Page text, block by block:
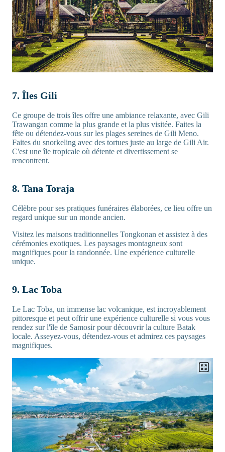
7. Îles Gili
Ce groupe de trois îles offre une ambiance relaxante, avec Gili
Trawangan comme la plus grande et la plus visitée. Faites la
fête ou détendez-vous sur les plages sereines de Gili Meno.
Faites du snorkeling avec des tortues juste au large de Gili Air.
C'est une île tropicale où détente et divertissement se
rencontrent.
8. Tana Toraja
Célèbre pour ses pratiques funéraires élaborées, ce lieu offre un
regard unique sur un monde ancien.
Visitez les maisons traditionnelles Tongkonan et assistez à des
cérémonies exotiques. Les paysages montagneux sont
magnifiques pour la randonnée. Une expérience culturelle
unique.
9. Lac Toba
Le Lac Toba, un immense lac volcanique, est incroyablement
pittoresque et peut offrir une expérience culturelle si vous vous
rendez sur l'île de Samosir pour découvrir la culture Batak
locale. Asseyez-vous, détendez-vous et admirez ces paysages
magnifiques.